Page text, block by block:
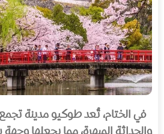
في الختام، تُعد طوكيو مدينة تجمع